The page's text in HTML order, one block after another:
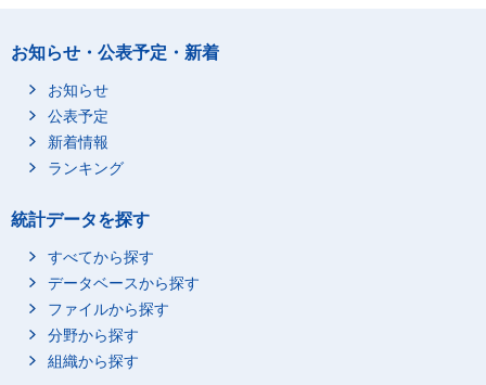
お知らせ・公表予定・新着
お知らせ
公表予定
新着情報
ランキング
統計データを探す
すべてから探す
データベースから探す
ファイルから探す
分野から探す
組織から探す